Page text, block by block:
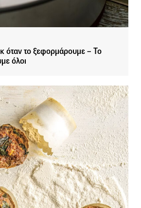
όταν το ξεφορμάρουμε – Το
όλοι